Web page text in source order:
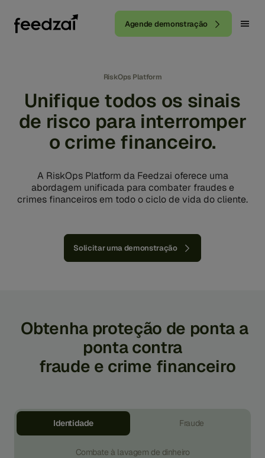
Agende demonstração
RiskOps Platform
Unifique todos os sinais
de risco para interromper
o crime financeiro.
A RiskOps Platform da Feedzai oferece uma
abordagem unificada para combater fraudes e
crimes financeiros em todo o ciclo de vida do cliente.
Solicitar uma demonstração
Obtenha proteção de ponta a
ponta contra
fraude e crime financeiro
Identidade Fraude
Combate à lavagem de dinheiro